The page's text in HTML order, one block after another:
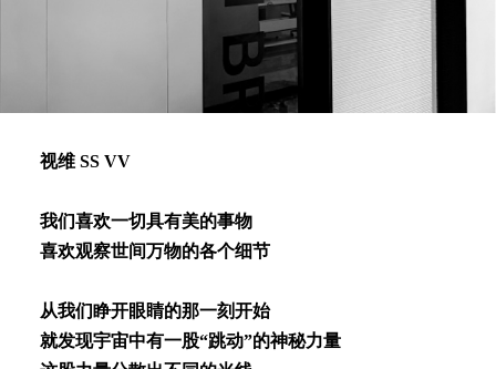
视维 SS VV
我们喜欢⼀切具有美的事物
喜欢观察世间万物的各个细节
从我们睁开眼睛的那⼀刻开始
就发现宇宙中有⼀股“跳动”的神秘⼒量